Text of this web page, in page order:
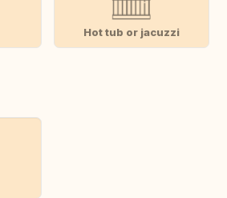
Hot tub or jacuzzi